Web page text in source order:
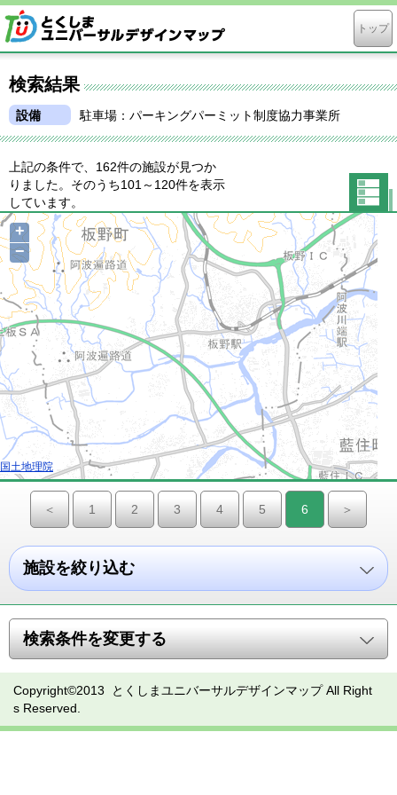
トップ
検索結果
設備 駐車場：パーキングパーミット制度協力事業所
上記の条件で、162件の施設が見つか
りました。そのうち101～120件を表示
しています。
一覧表
示に切
り替え
る
国土地理院
+
−
＜ 1 2 3 4 5 6 ＞
施設を絞り込む
検索条件を変更する
Copyright©2013 とくしまユニバーサルデザインマップ All Right
s Reserved.